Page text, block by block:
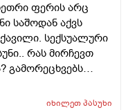
(საშვილოსნო,
თუ
ფერის არც
საშოდან აქვს
სექსუალური
რას მირჩევთ
გამორეცხვებს
რაღაცნაირი სუნი
იხილეთპასუხი